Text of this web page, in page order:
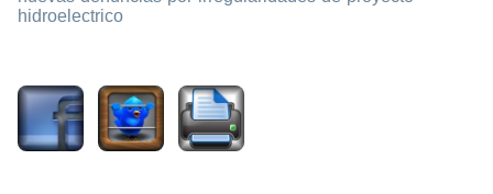
hidroelectrico